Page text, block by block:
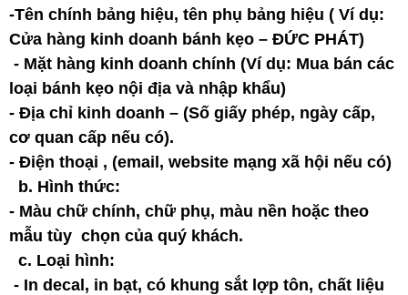
-Tên chính bảng hiệu, tên phụ bảng hiệu ( Ví dụ:
Cửa hàng kinh doanh bánh kẹo – ĐỨC PHÁT)
- Mặt hàng kinh doanh chính (Ví dụ: Mua bán các
loại bánh kẹo nội địa và nhập khẩu)
- Địa chỉ kinh doanh – (Số giấy phép, ngày cấp,
cơ quan cấp nếu có).
- Điện thoại , (email, website mạng xã hội nếu có)
b. Hình thức:
- Màu chữ chính, chữ phụ, màu nền hoặc theo
mẫu tùy chọn của quý khách.
c. Loại hình:
- In decal, in bạt, có khung sắt lợp tôn, chất liệu